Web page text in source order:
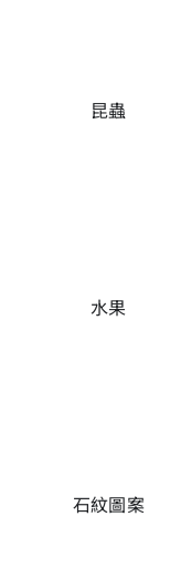
昆蟲
水果
石紋圖案